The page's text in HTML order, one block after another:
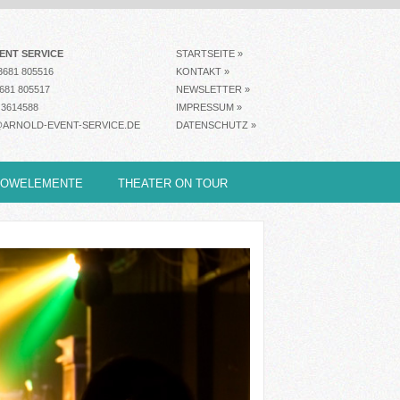
SERVICE
805516
805517
EVENT-SERVICE.DE
STARTSEITE »
KONTAKT »
NEWSLETTER »
IMPRESSUM »
DATENSCHUTZ »
THEATER ON TOUR